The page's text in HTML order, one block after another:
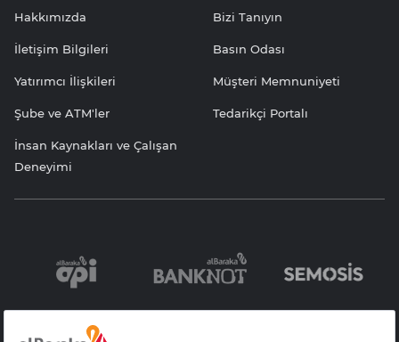
Hakkımızda Bizi Tanıyın
İletişim Bilgileri Basın Odası
Yatırımcı İlişkileri Müşteri Memnuniyeti
Şube ve ATM'ler Tedarikçi Portalı
İnsan Kaynakları ve Çalışan
Deneyimi